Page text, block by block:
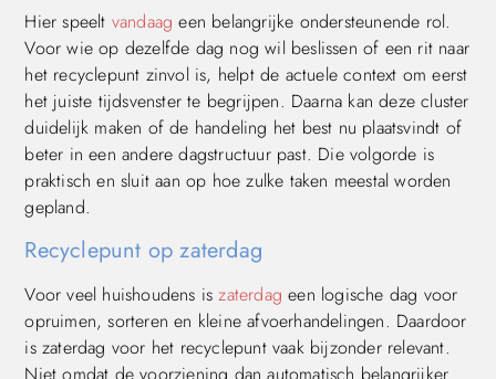
Hier speelt vandaag een belangrijke ondersteunende rol.
Voor wie op dezelfde dag nog wil beslissen of een rit naar
het recyclepunt zinvol is, helpt de actuele context om eerst
het juiste tijdsvenster te begrijpen. Daarna kan deze cluster
duidelijk maken of de handeling het best nu plaatsvindt of
beter in een andere dagstructuur past. Die volgorde is
praktisch en sluit aan op hoe zulke taken meestal worden
gepland.
Recyclepunt op zaterdag
Voor veel huishoudens iszaterdag een logische dag voor
opruimen, sorteren en kleine afvoerhandelingen. Daardoor
is zaterdag voor het recyclepunt vaak bijzonder relevant.
Niet omdat de voorziening dan automatisch belangrijker